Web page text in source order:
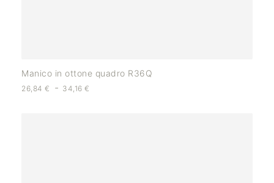
Manico in ottone quadro R36Q
26,84 € - 34,16€